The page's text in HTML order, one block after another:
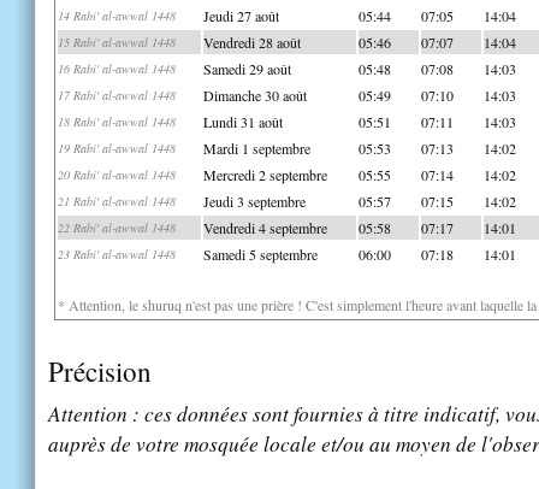
14 Rabi' al-awwal 1448 Jeudi 27 août 05:44 07:05 14:04
15 Rabi' al-awwal 1448 Vendredi 28 août 05:46 07:07 14:04
16 Rabi' al-awwal 1448 Samedi 29 août 05:48 07:08 14:03
17 Rabi' al-awwal 1448 Dimanche 30 août 05:49 07:10 14:03
18 Rabi' al-awwal 1448 Lundi 31 août 05:51 07:11 14:03
19 Rabi' al-awwal 1448 Mardi 1 septembre 05:53 07:13 14:02
20 Rabi' al-awwal 1448 Mercredi 2 septembre 05:55 07:14 14:02
21 Rabi' al-awwal 1448 Jeudi 3 septembre 05:57 07:15 14:02
22 Rabi' al-awwal 1448 Vendredi 4 septembre 05:58 07:17 14:01
23 Rabi' al-awwal 1448 Samedi 5 septembre 06:00 07:18 14:01
* Attention, le shuruq n'est pas une prière ! C'est simplement l'heure avant laquelle
Précision
Attention : ces données sont fournies à titre indicatif,
auprès de votre mosquée locale et/ou au moyen de